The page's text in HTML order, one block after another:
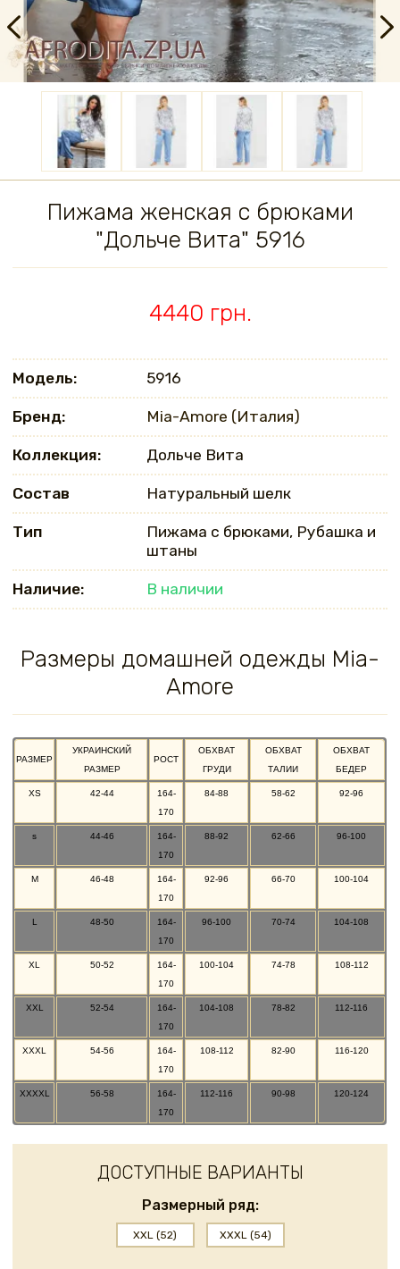
Пижама женская с брюками
"Дольче Вита" 5916
4440 грн.
Модель: 5916
Бренд: Mia-Amore (Италия)
Коллекция: Дольче Вита
Состав Натуральный шелк
Тип
Пижама с брюками, Рубашка и
штаны
Наличие: В наличии
Размеры домашней одежды Mia-
Amore
РАЗМЕР
УКРАИНСКИЙ
РАЗМЕР
РОСТ
ОБХВАТ
ГРУДИ
ОБХВАТ
ТАЛИИ
ОБХВАТ
БЕДЕР
XS 42-44
164-
170
84-88 58-62 92-96
s 44-46
164-
170
88-92 62-66 96-100
M 46-48
164-
170
92-96 66-70 100-104
L 48-50
164-
170
96-100 70-74 104-108
XL 50-52
164-
170
100-104 74-78 108-112
XXL 52-54
164-
170
104-108 78-82 112-116
XXXL 54-56
164-
170
108-112 82-90 116-120
XXXXL 56-58
164-
170
112-116 90-98 120-124
ДОСТУПНЫЕ ВАРИАНТЫ
Размерный ряд:
XXL (52) XXXL (54)